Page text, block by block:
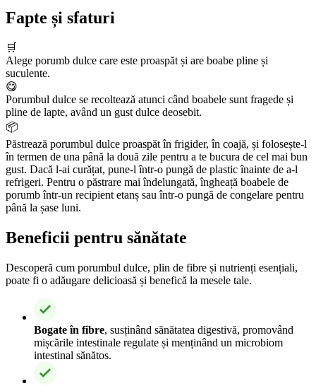
Fapte și sfaturi
🛒
Alege porumb dulce care este proaspăt și are boabe pline și
suculente.
😋
Porumbul dulce se recoltează atunci când boabele sunt fragede și
pline de lapte, având un gust dulce deosebit.
📦
Păstrează porumbul dulce proaspăt în frigider, în coajă, și folosește-l
în termen de una până la două zile pentru a te bucura de cel mai bun
gust. Dacă l-ai curățat, pune-l într-o pungă de plastic înainte de a-l
refrigeri. Pentru o păstrare mai îndelungată, îngheață boabele de
porumb într-un recipient etanș sau într-o pungă de congelare pentru
până la șase luni.
Beneficii pentru sănătate
Descoperă cum porumbul dulce, plin de fibre și nutrienți esențiali,
poate fi o adăugare delicioasă și benefică la mesele tale.
Bogate în fibre, susținând sănătatea digestivă, promovând
mișcările intestinale regulate și menținând un microbiom
intestinal sănătos.